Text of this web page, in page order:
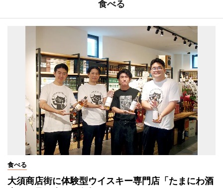
食べる
食べる
大須商店街に体験型ウイスキー専門店「たまにわ酒